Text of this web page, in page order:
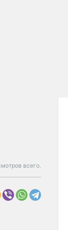
всего.